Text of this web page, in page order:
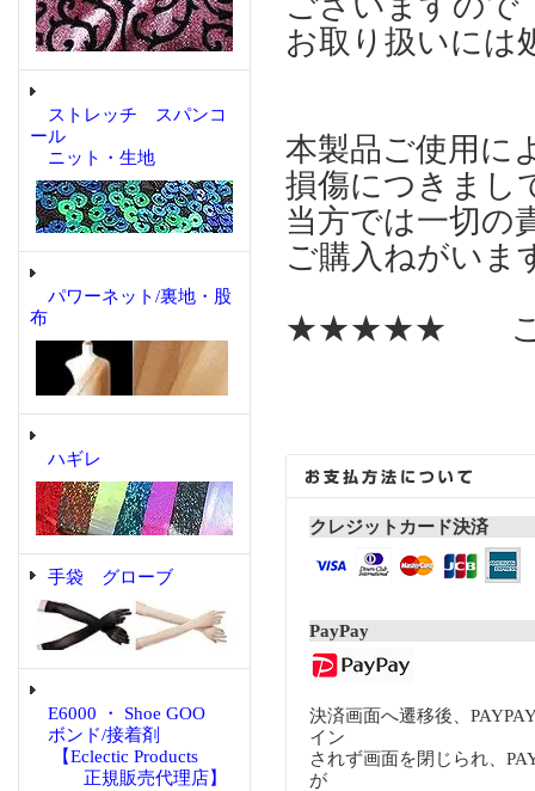
ストレッチ スパンコ
ール
ニット・生地
パワーネット/裏地・股
布
ハギレ
手袋 グローブ
E6000 ・ Shoe GOO
ボンド/接着剤
【Eclectic Products
正規販売代理店】
お取り扱いには
本製品ご使用に
損傷につきまし
当方では一切の
ご購入ねがいま
★★★★★ こ
クレジットカード決済
PayPay
決済画面へ遷移後、
イン
されず画面を閉じられ、
が